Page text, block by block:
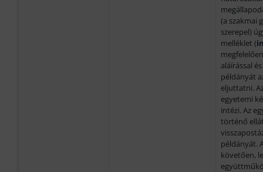
(a szakmai
szerepel)
melléklet (
aláírással
példányát
eljuttatni.
egyetemi
intézi. Az
történő
példányát.
követően,